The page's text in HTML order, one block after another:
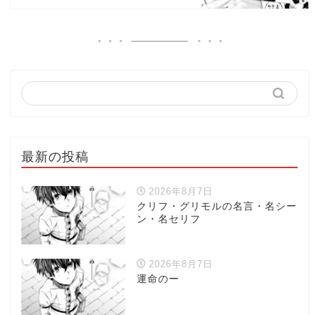
最新の投稿
2026年8月7日
クリフ・グリモルの名言・名シー
ン・名セリフ
2026年8月7日
運命のー